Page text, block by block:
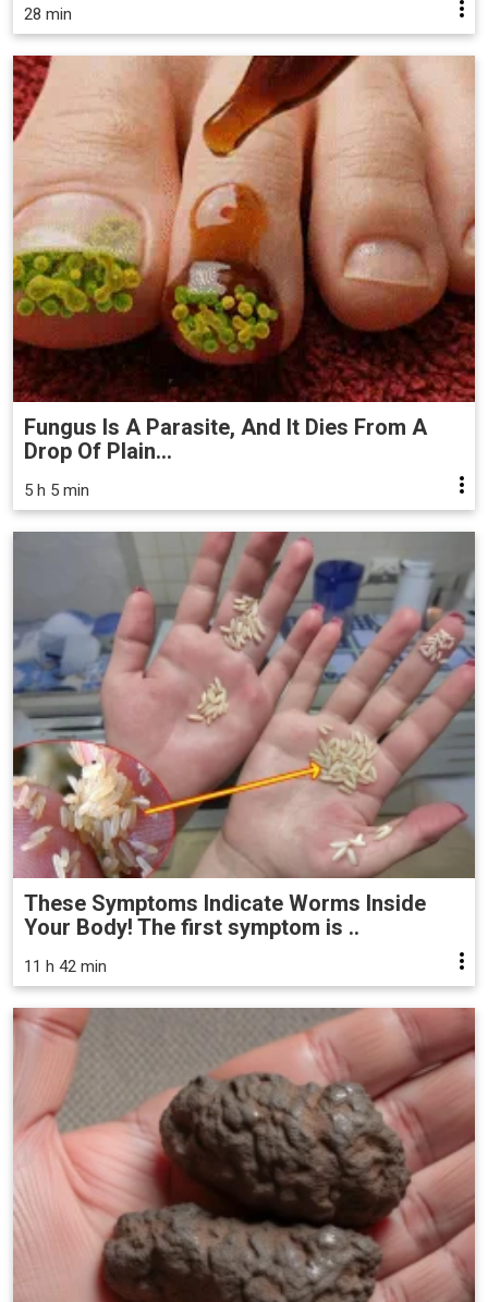
28 min
Fungus Is A Parasite, And It Dies From A
Drop Of Plain...
5 h 5 min
These Symptoms Indicate Worms Inside
Your Body! The first symptom is ..
11 h 42 min